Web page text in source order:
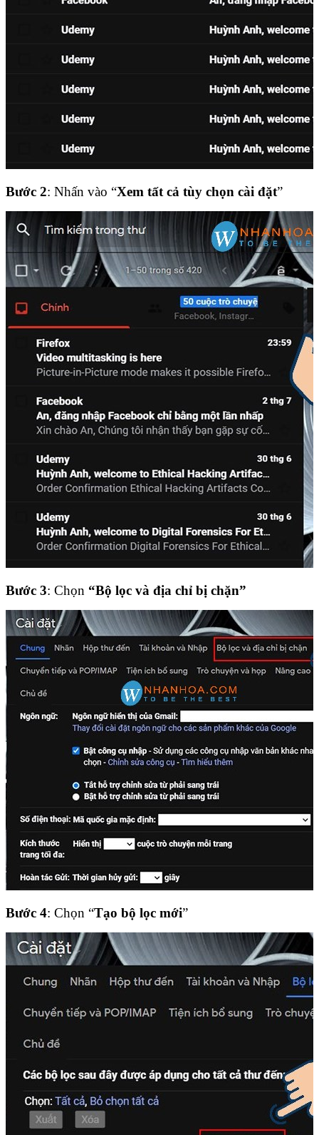
Bước 2: Nhấn vào “Xem tất cả tùy chọn cài đặt”
Bước 3: Chọn “Bộ lọc và địa chỉ bị chặn”
Bước 4: Chọn “Tạo bộ lọc mới”